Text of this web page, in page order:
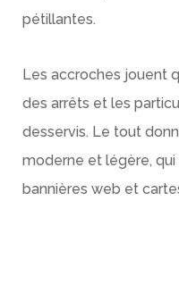
pétillantes.
Les accroches jouent
des arrêts et les
desservis. Le tout
moderne et légère, qui
bannières web et